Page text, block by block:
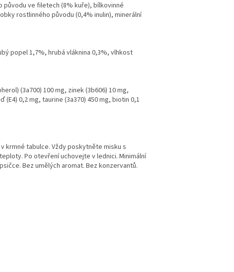
ve filetech (8% kuře), bílkovinné
rostlinného původu (0,4% inulin), minerální
popel 1,7%, hrubá vláknina 0,3%, vlhkost
(3a700) 100 mg, zinek (3b606) 10 mg,
(E4) 0,2 mg, taurine (3a370) 450 mg, biotin 0,1
krmné tabulce. Vždy poskytněte misku s
Po otevření uchovejte v lednici. Minimální
Bez umělých aromat. Bez konzervantů.